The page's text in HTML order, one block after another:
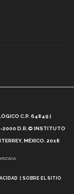
Tec? (video)
Artificial, Paola
C.P. 64849 |
2000 D.R.© INSTITUTO
MÉXICO. 2018
SOBRE EL SITIO